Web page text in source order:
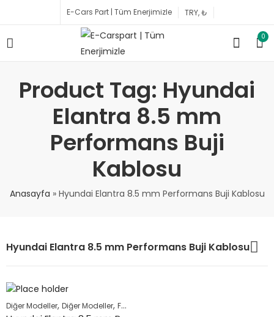
E-Cars Part | Tüm Enerjimizle
0
Product Tag: Hyundai
Elantra 8.5 mm
Performans Buji
Kablosu
Anasayfa » Hyundai Elantra 8.5 mm Performans Buji Kablosu
Hyundai Elantra 8.5 mm Performans Buji Kablosu
Diğer Modeller, Diğer Modeller, Fosil Yakıtlı Araçlar